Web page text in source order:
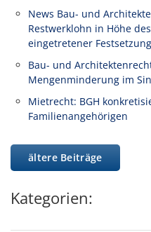
News Bau- und
Restwerklohn in Höhe
eingetretener
Bau- und
Mengenminderung im
Mietrecht: BGH
Familienangehörigen
ältere Beiträge
Kategorien: